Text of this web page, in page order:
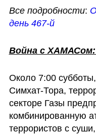
Все подробности:
день 467-й
Война с ХАМАСом:
Около 7:00
Симхат-Тора,
секторе Газы
комбинированную
террористов с